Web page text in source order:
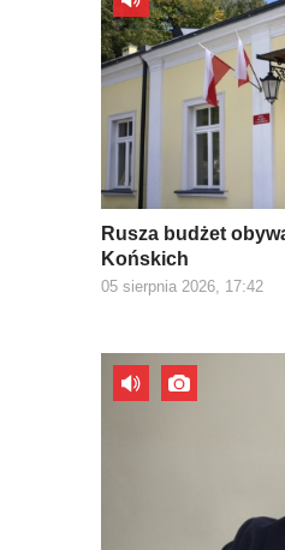
Rusza budżet
Końskich
05 sierpnia 2026, 17:42